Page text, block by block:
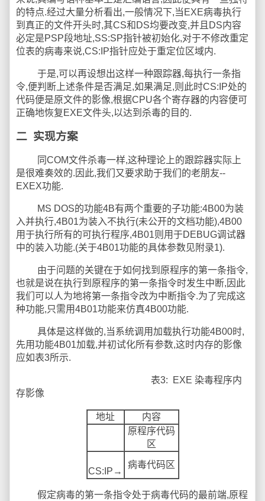
的特点.经过大量分析看出,一般情况下,当EXE病毒执行
到真正的文件开头时,其CS和DS均要改变,并且DS内容
必定是PSP段地址,SS:SP指针被初始化,对于不修改重定
位表的病毒来说,CS:IP指针应处于重定位区域内.
于是,可以再设想出这样一种跟踪器,每执行一条指
令,便判断上述条件是否满足,如果满足,则此时CS:IP处的
代码便是原文件的影像,根据CPU各个寄存器的内容便可
正确地恢复EXE文件头,以达到杀毒的目的.
二 实现方案
同COM文件杀毒一样,这种理论上的跟踪器实际上
是很难奏效的.因此,我们又要求助于我们的老朋友--
EXEX功能.
MS DOS的功能4B有两个重要的子功能:4B00为装
入并执行,4B01为装入不执行(未公开的文档功能),4B00
用于执行所有的可执行程序,4B01则用于DEBUG调试器
中的装入功能.(关于4B01功能的具体参数见附录1).
由于问题的关键在于如何找到原程序的第一条指令,
也就是说在执行到原程序的第一条指令时发生中断,因此
我们可以人为地将第一条指令改为中断指令.为了完成这
种功能,只需用4B01功能来仿真4B00功能.
具体是这样做的,当系统调用加载执行功能4B00时,
先用功能4B01加载,并初试化所有参数,这时内存的影像
应如表3所示.
表3: EXE 染毒程序内
存影像
地址
内容
原程序代码
区
CS:IP→
病毒代码区
假定病毒的第一条指令处于病毒代码的最前端,原程